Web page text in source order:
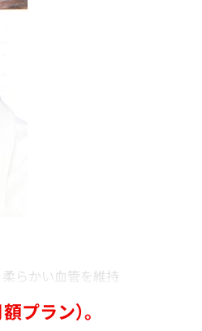
らかい血管を維持
ラン）。